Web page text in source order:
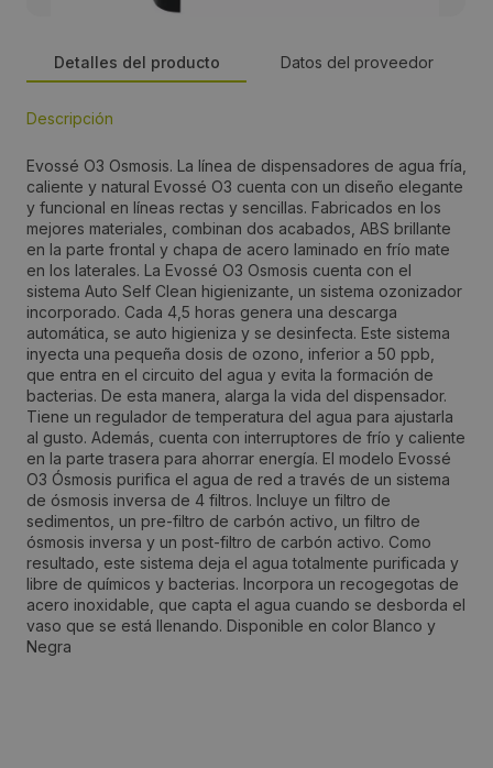
Detalles del producto Datos del proveedor
Descripción
Evossé O3 Osmosis. La línea de dispensadores de agua fría,
caliente y natural Evossé O3 cuenta con un diseño elegante
y funcional en líneas rectas y sencillas. Fabricados en los
mejores materiales, combinan dos acabados, ABS brillante
en la parte frontal y chapa de acero laminado en frío mate
en los laterales. La Evossé O3 Osmosis cuenta con el
sistema Auto Self Clean higienizante, un sistema ozonizador
incorporado. Cada 4,5 horas genera una descarga
automática, se auto higieniza y se desinfecta. Este sistema
inyecta una pequeña dosis de ozono, inferior a 50 ppb,
que entra en el circuito del agua y evita la formación de
bacterias. De esta manera, alarga la vida del dispensador.
Tiene un regulador de temperatura del agua para ajustarla
al gusto. Además, cuenta con interruptores de frío y caliente
en la parte trasera para ahorrar energía. El modelo Evossé
O3 Ósmosis purifica el agua de red a través de un sistema
de ósmosis inversa de 4 filtros. Incluye un filtro de
sedimentos, un pre-filtro de carbón activo, un filtro de
ósmosis inversa y un post-filtro de carbón activo. Como
resultado, este sistema deja el agua totalmente purificada y
libre de químicos y bacterias. Incorpora un recogegotas de
acero inoxidable, que capta el agua cuando se desborda el
vaso que se está llenando. Disponible en color Blanco y
Negra
Aitor Ortiz
Dirección:
Dels Matalafers, 29 P.I. Masia San Antonio de Poyo,
Sector 13
Localidad:
Ribarroja del Turia
Código Postal:
46394
Provincia:
Valencia/València
País: